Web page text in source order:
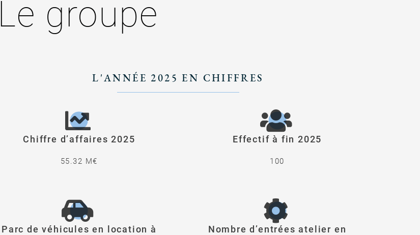
Le groupe
L'ANNÉE 2025 EN CHIFFRES
Chiffre d’affaires 2025
55.32 M€
Effectif à fin 2025
100
Parc de véhicules en location à
Nombre d’entrées atelier en